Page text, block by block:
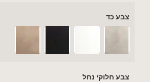
צבע כד
צבע חלוקי נחל